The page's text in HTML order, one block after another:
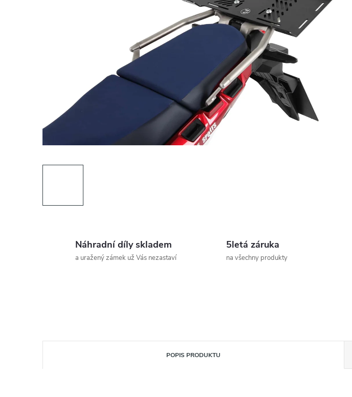
Náhradní díly skladem
a uražený zámek už Vás nezastaví
5letá záruka
na všechny produkty
POPIS PRODUKTU